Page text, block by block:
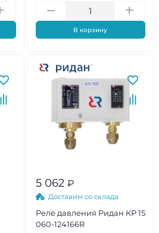
В корзину
5 062 ₽
Доставим со склада
Реле давления Ридан КР 15
060-124166R